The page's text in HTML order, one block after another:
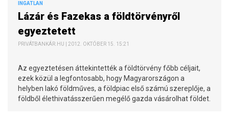
INGATLAN
Lázár és Fazekas a földtörvényről
egyeztetett
PRIVÁTBANKÁR.HU | 2012. OKTÓBER 15. 15:21
Az egyeztetésen áttekintették a földtörvény főbb céljait,
ezek közül a legfontosabb, hogy Magyarországon a
helyben lakó földműves, a földpiac első számú szereplője, a
földből élethivatásszerűen megélő gazda vásárolhat földet.